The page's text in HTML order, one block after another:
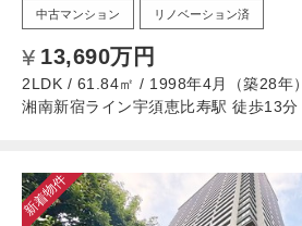
中古マンション リノベーション済
13,690万円
2LDK / 61.84㎡ / 1998年4月（築28年）
湘南新宿ライン宇須恵比寿駅 徒歩13分
新着物件